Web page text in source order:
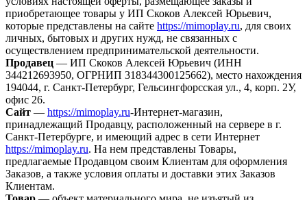
приобретающее товары у ИП Скоков Алексей Юрьевич,
которые представлены на сайте https://mimoplay.ru, для своих
личных, бытовых и других нужд, не связанных с
осуществлением предпринимательской деятельности.
Продавец — ИП Скоков Алексей Юрьевич (ИНН
344212693950, ОГРНИП 318344300125662), место нахождения
194044, г. Санкт-Петербург, Гельсингфорсская ул., 4, корп. 2У,
офис 26.
Сайт — https://mimoplay.ru-Интернет-магазин,
принадлежащий Продавцу, расположенный на сервере в г.
Санкт-Петербурге, и имеющий адрес в сети Интернет
https://mimoplay.ru. На нем представлены Товары,
предлагаемые Продавцом своим Клиентам для оформления
Заказов, а также условия оплаты и доставки этих Заказов
Клиентам.